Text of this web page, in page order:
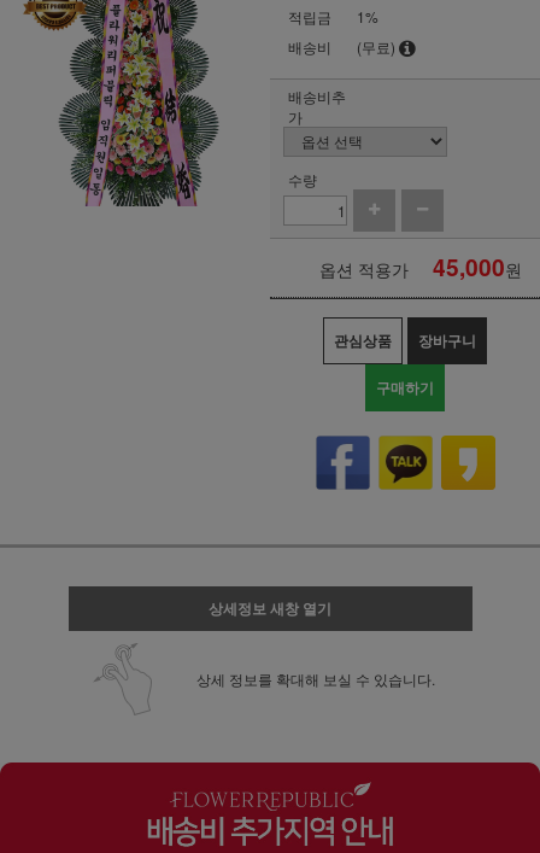
적립금
1%
배송비
(무료)
배송비추
가
수량
옵션 적용가 45,000원
관심상품 장바구니
구매하기
상세정보 새창 열기
상세 정보를 확대해 보실 수 있습니다.